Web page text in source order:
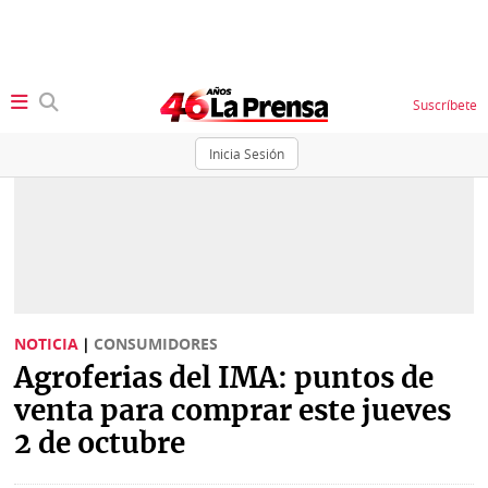
Inicia Sesión
Suscríbete
Sociedad
Judiciales
Política
Economía
Status
K
Vivir+
NOTICIA | CONSUMIDORES
Agroferias del IMA: puntos de
venta para comprar este jueves
2 de octubre